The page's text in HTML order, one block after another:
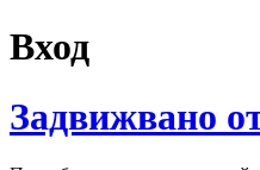
Вход
Задвижвано